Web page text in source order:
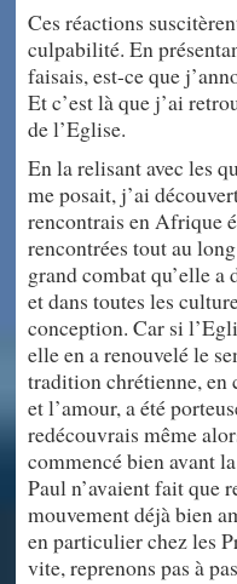
Ces réactions
culpabilité. En
faisais, est-ce que
Et c’est là que j’ai
de l’Eglise.
En la relisant avec les
me posait, j’ai
rencontrais en Afrique
rencontrées tout au
grand combat qu’elle a
et dans toutes les
conception. Car si
elle en a renouvelé le
tradition chrétienne, en
et l’amour, a été
redécouvrais même
commencé bien avant
Paul n’avaient fait que
mouvement déjà bien
en particulier chez les
vite, reprenons pas à